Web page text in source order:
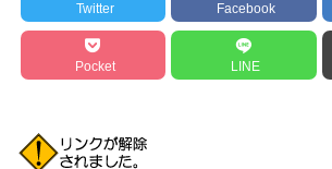
Twitter Facebook
Pocket LINE